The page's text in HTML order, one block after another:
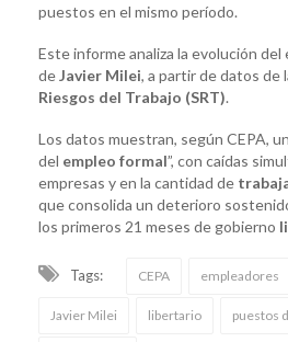
puestos en el mismo período.
Este informe analiza la evolución
deJavier Milei, a partir de datos de
Riesgos del Trabajo (SRT).
Los datos muestran, según CEPA,
del empleo formal”, con caídas
empresas y en la cantidad de
que consolida un deterioro
los primeros 21 meses de gobierno
Tags: CEPA empleadores
Javier Milei libertario puestos